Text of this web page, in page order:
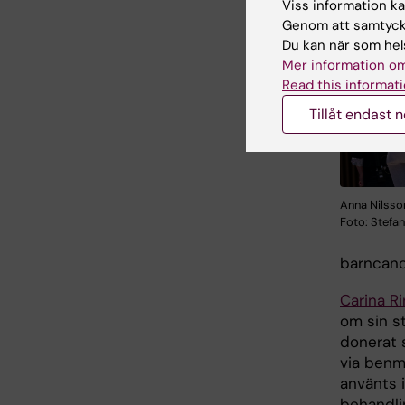
att
Anna
Foto:
Carina
om sin
donerat
via
använts
Viss information
Genom att
Du kan när som
Mer information
Read this
Tillåt endast